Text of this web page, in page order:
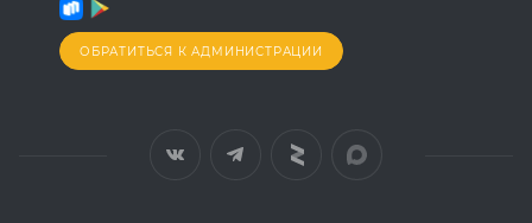
ОБРАТИТЬСЯ К АДМИНИСТРАЦИИ